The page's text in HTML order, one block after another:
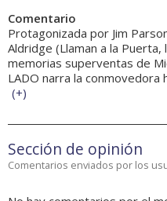
Comentario
Protagonizada por Jim
Aldridge (Llaman a la Puerta,
memorias superventas de
LADO narra la conmovedora
(+)
Sección de opinión
Comentarios enviados por los